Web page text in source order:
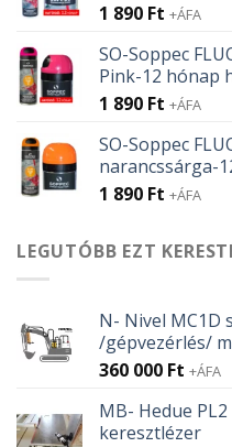
1 890 Ft +ÁFA
SO-Soppec
Pink-12 hónap
1 890 Ft +ÁFA
SO-Soppec
narancssárga-
1 890 Ft +ÁFA
LEGUTÓBB EZT
N- Nivel MC1D
/gépvezérlés/
360 000 Ft +ÁFA
MB- Hedue
keresztlézer